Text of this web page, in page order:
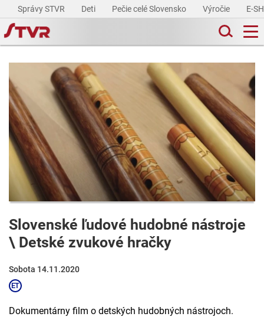
Správy STVR Deti Pečie celé Slovensko Výročie E-
Slovenské ľudové hudobné nástroje
\ Detské zvukové hračky
Sobota 14.11.2020
Dokumentárny film o detských hudobných nástrojoch.